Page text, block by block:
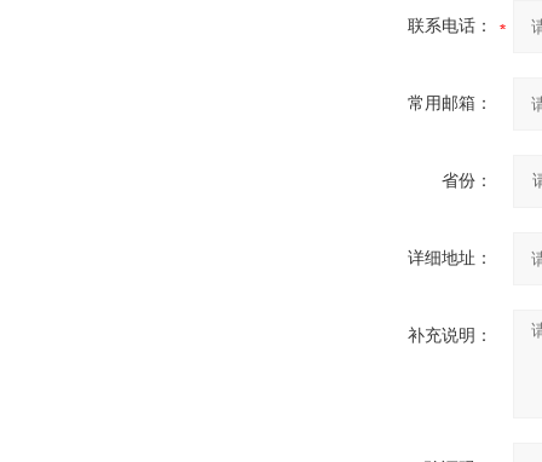
联系电话：
常用邮箱：
省份：
详细地址：
补充说明：